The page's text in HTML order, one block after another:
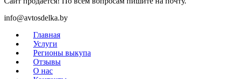
info@avtosdelka.by
Главная
Услуги
Регионы выкупа
Отзывы
О нас